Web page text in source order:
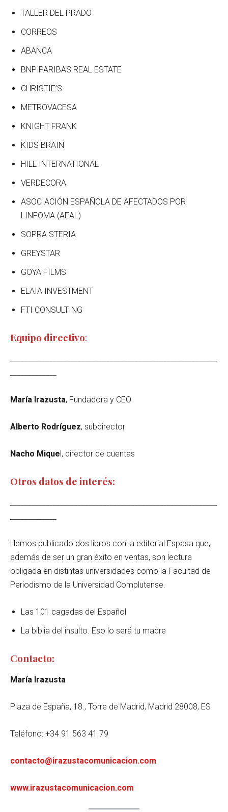
TALLER DEL PRADO
CORREOS
ABANCA
BNP PARIBAS REAL ESTATE
CHRISTIE’S
METROVACESA
KNIGHT FRANK
KIDS BRAIN
HILL INTERNATIONAL
VERDECORA
ASOCIACIÓN ESPAÑOLA DE AFECTADOS POR
LINFOMA (AEAL)
SOPRA STERIA
GREYSTAR
GOYA FILMS
ELAIA INVESTMENT
FTI CONSULTING
Equipo directivo:
María Irazusta, Fundadora y CEO
Alberto Rodríguez, subdirector
Nacho Mique l, director de cuentas
Otros datos de interés:
Hemos publicado dos libros con la editorial Espasa que,
además de ser un gran éxito en ventas, son lectura
obligada en distintas universidades como la Facultad de
Periodismo de la Universidad Complutense.
Las 101 cagadas del Español
La biblia del insulto. Eso lo será tu madre
Contacto:
María Irazusta
Plaza de España, 18., Torre de Madrid, Madrid 28008, ES
Teléfono: +34 91 563 41 79
contacto@irazustacomunicacion.com
www.irazustacomunicacion.com